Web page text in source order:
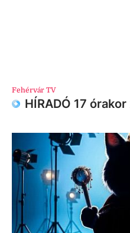
Fehérvár TV
HÍRADÓ 17